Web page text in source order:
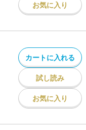
お気に入り
カートに入れる
試し読み
お気に入り